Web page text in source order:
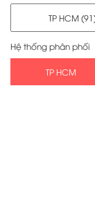
Hệ thống phân phối
TP HCM